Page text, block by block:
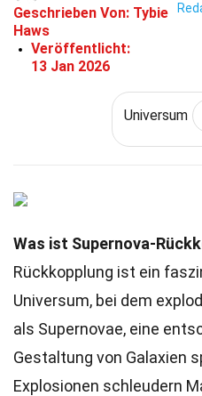
Geschrieben Von: Tybie
Haws
Veröffentlicht:
13 Jan 2026
Universum
Was ist Supernova-
Rückkopplung ist ein
Universum, bei dem
als Supernovae, eine
Gestaltung von Galaxien
Explosionen schleudern